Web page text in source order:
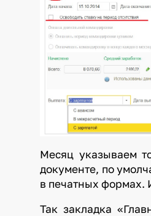
Месяц указываем
документе, по
в печатных формах.
Так закладка